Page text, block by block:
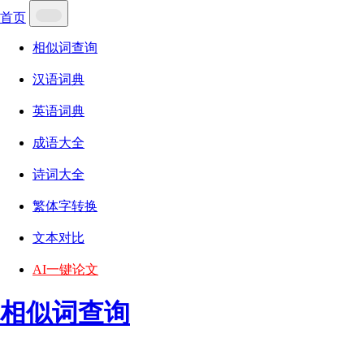
首页
相似词查询
汉语词典
英语词典
成语大全
诗词大全
繁体字转换
文本对比
AI一键论文
相似词查询